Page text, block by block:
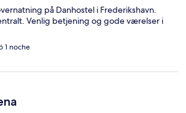
på Danhostel i Frederikshavn.
Venlig betjening og gode værelser i
1 noche